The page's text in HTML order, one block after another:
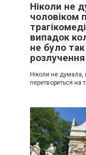
Ніколи не
чоловіком
випадок
не було
розлучення
Ніколи не
перетвориться на